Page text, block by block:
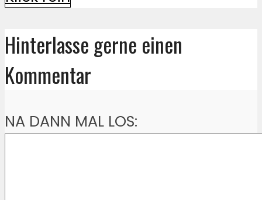
Hinterlasse gerne einen
Kommentar
NA DANN MAL LOS: